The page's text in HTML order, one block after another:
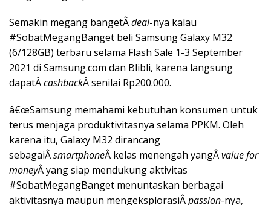
Semakin megang bangetÂdeal-nya kalau
#SobatMegangBanget beli Samsung Galaxy M32
(6/128GB) terbaru selama Flash Sale 1-3 September
2021 di Samsung.com dan Blibli, karena langsung
dapatÂcashbackÂ senilai Rp200.000.
â€œSamsung memahami kebutuhan konsumen untuk
terus menjaga produktivitasnya selama PPKM. Oleh
karena itu, Galaxy M32 dirancang
sebagaiÂsmartphoneÂ kelas menengah yangÂvalue for
moneyÂ yang siap mendukung aktivitas
#SobatMegangBanget menuntaskan berbagai
aktivitasnya maupun mengeksplorasiÂpassion-nya,